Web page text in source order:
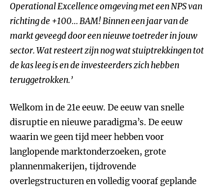
Operational Excellence omgeving met een NPS van
richting de +100… BAM! Binnen een jaar van de
markt geveegd door een nieuwe toetreder in jouw
sector. Wat resteert zijn nog wat stuiptrekkingen tot
de kas leeg is en de investeerders zich hebben
teruggetrokken.’
Welkom in de 21e eeuw. De eeuw van snelle
disruptie en nieuwe paradigma’s. De eeuw
waarin we geen tijd meer hebben voor
langlopende marktonderzoeken, grote
plannenmakerijen, tijdrovende
overlegstructuren en volledig vooraf geplande